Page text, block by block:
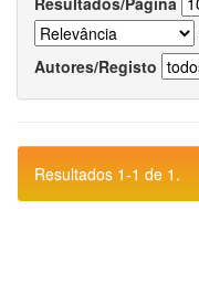
Autores/Registo
Resultados 1-1 de 1.